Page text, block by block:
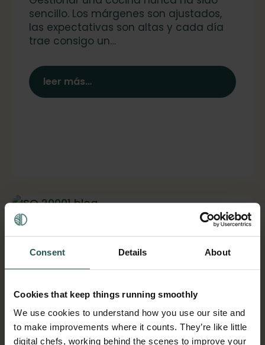
Consent Details About
Cookies that keep things running smoothly
We use cookies to understand how you use our site and
to make improvements where it counts. They’re like little
digital chefs, working behind the scenes to improve your
sencillo. Los márgenes son ajustados,
las expectativas son altas y cada día
trae consigo un…
leer más…
Todo lo que necesitas saber
sobre las normas ISO 20001 sobre
el desperdicio de alimentos
porHakon Kleppe|Dic 10, 2025|Datos y Cifras
de Alimentos
El desperdicio de alimentos ya no es